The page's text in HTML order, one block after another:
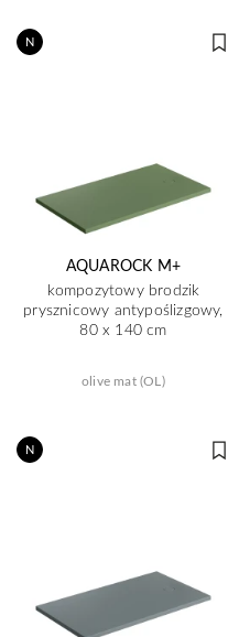
N
AQUAROCK M+
kompozytowy brodzik
prysznicowy antypoślizgowy,
80 x 140 cm
olive mat (OL)
N